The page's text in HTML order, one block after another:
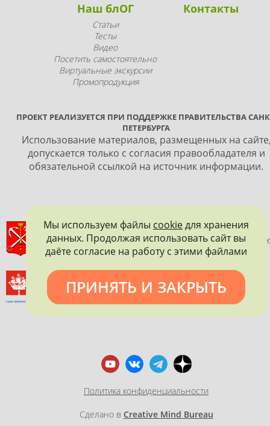
Наш блОГ
Статьи
Тесты
Видео
Посетить самостоятельно
Виртуальные экскурсии
Промопродукция
Контакты
ПРОЕКТ РЕАЛИЗУЕТСЯ ПРИ ПОДДЕРЖКЕ ПРАВИТЕЛЬСТВА
ПЕТЕРБУРГА
Использование материалов, размещенных на
допускается только с согласия правообладателя и
обязательной ссылкой на источник информации.
ПРАВИТЕЛЬСТВО САНКТ-ПЕТЕРБУРГА
КОМИТЕТ ПО ГОСУДАРСТВЕННОМУ КОНТРОЛЮ,
И ОХРАНЕ ПАМЯТНИКОВ ИСТОРИИ И КУЛЬТУРЫ
ВСЕРОССИЙСКОЕ ОБЩЕСТВО ОХРАНЫ ПАМЯТНИКОВ
ИСТОРИИ И КУЛЬТУРЫ
Политика конфиденциальности
Сделано в Creative Mind Bureau
Мы используем файлы cookieдля хранения
данных. Продолжая использовать сайт вы
даёте согласие на работу с этими файлами
ПРИНЯТЬ И ЗАКРЫТЬ